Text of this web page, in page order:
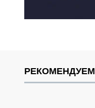
РЕКОМЕНДУЕМ